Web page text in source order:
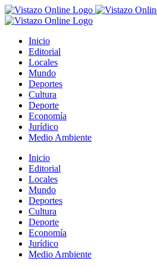
Saltar
al
Inicio
Editorial
Locales
Mundo
Deportes
Cultura
Deporte
Economía
Jurídico
Medio Ambiente
Inicio
Editorial
Locales
Mundo
Deportes
Cultura
Deporte
Economía
Jurídico
Medio Ambiente